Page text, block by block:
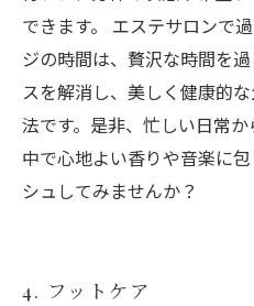
できます。 エステサロンで
ジの時間は、贅沢な時間を
スを解消し、美しく健康的
法です。是非、忙しい日常
中で心地よい香りや音楽に
シュしてみませんか？
4. フットケア